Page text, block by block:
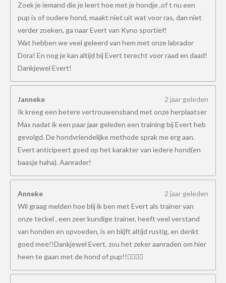
Zoek je iemand die je leert hoe met je hondje ,of t nu een
pup is of oudere hond, maakt niet uit wat voor ras, dan niet
verder zoeken, ga naar Evert van Kyno sportief!
Wat hebben we veel geleerd van hem met onze labrador
Dora! En nog je kan altijd bij Evert terecht voor raad en daad!
Dankjewel Evert!
Janneke
2 jaar geleden
Ik kreeg een betere vertrouwensband met onze herplaatser
Max nadat ik een paar jaar geleden een training bij Evert heb
gevolgd. De hondvriendelijke methode sprak me erg aan.
Evert anticipeert goed op het karakter van iedere hond(en
baasje haha). Aanrader!
Anneke
2 jaar geleden
Wil graag melden hoe blij ik ben met Evert als trainer van
onze teckel , een zeer kundige trainer, heeft veel verstand
van honden en opvoeden, is en blijft altijd rustig, en denkt
goed mee!!Dankjewel Evert, zou het zeker aanraden om hier
heen te gaan met de hond of pup!!👍🏻👍🏻